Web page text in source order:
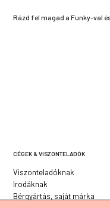
Rázd fel magad a Funky-val
CÉGEK & VISZONTELADÓK
Viszonteladóknak
Irodáknak
Bérgyártás, saját márka